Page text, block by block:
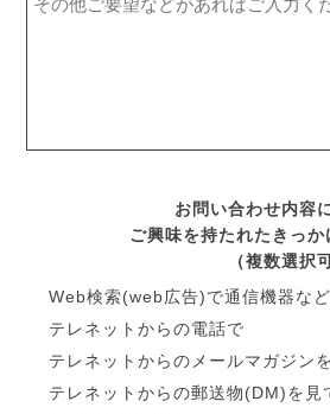
お問い合わせ内容
ご興味を持たれたきっか
（複数選択
Web検索(web広告)で通信機器な
テレネットからの電話で
テレネットからのメールマガジン
テレネットからの郵送物(DM)を見